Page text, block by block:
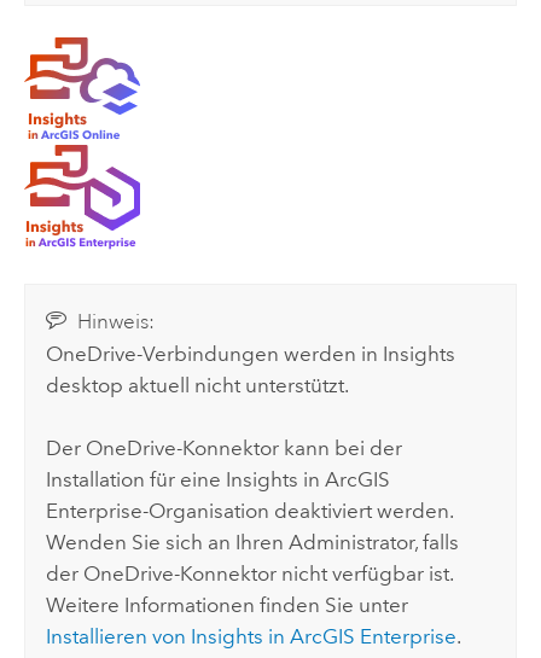
Hinweis:
OneDrive-Verbindungen werden in Insights
desktop aktuell nicht unterstützt.
Der OneDrive-Konnektor kann bei der
Installation für eine Insights in ArcGIS
Enterprise-Organisation deaktiviert werden.
Wenden Sie sich an Ihren Administrator, falls
der OneDrive-Konnektor nicht verfügbar ist.
Weitere Informationen finden Sie unter
Installieren von Insights in ArcGIS Enterprise.